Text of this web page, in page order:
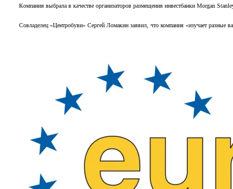
Компания выбрала в качестве организаторов размещения инвестбанки Morgan
Совладелец «Центробуви» Сергей Ломакин заявил, что компания «изучает разные